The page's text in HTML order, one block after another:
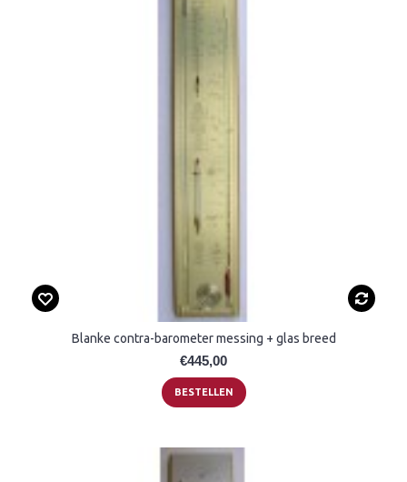
Blanke contra-barometer messing + glas breed
€445,00
BESTELLEN